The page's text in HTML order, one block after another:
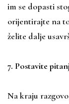
im se dopasti
orijentirajte na
želite dalje
7. Postavite
Na kraju